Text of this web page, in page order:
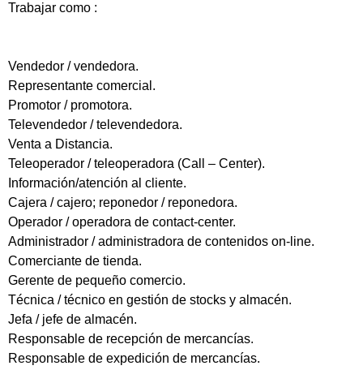
Trabajar como :
Vendedor / vendedora.
Representante comercial.
Promotor / promotora.
Televendedor / televendedora.
Venta a Distancia.
Teleoperador / teleoperadora (Call – Center).
Información/atención al cliente.
Cajera / cajero; reponedor / reponedora.
Operador / operadora de contact-center.
Administrador / administradora de contenidos on-line.
Comerciante de tienda.
Gerente de pequeño comercio.
Técnica / técnico en gestión de stocks y almacén.
Jefa / jefe de almacén.
Responsable de recepción de mercancías.
Responsable de expedición de mercancías.